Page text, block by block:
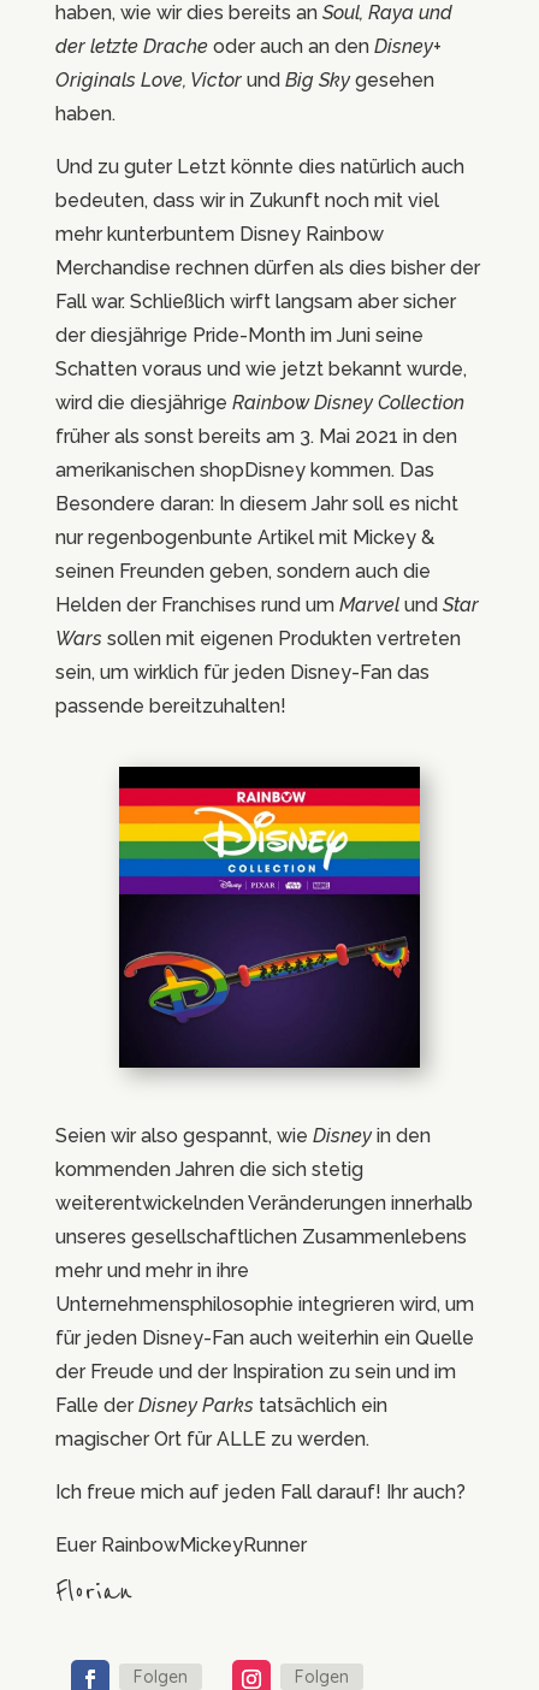
haben, wie wir dies bereits an Soul, Raya und
der letzte Drache oder auch an den Disney+
Originals Love, Victor und Big Sky gesehen
haben.
Und zu guter Letzt könnte dies natürlich auch
bedeuten, dass wir in Zukunft noch mit viel
mehr kunterbuntem Disney Rainbow
Merchandise rechnen dürfen als dies bisher der
Fall war. Schließlich wirft langsam aber sicher
der diesjährige Pride-Month im Juni seine
Schatten voraus und wie jetzt bekannt wurde,
wird die diesjährige Rainbow Disney Collection
früher als sonst bereits am 3. Mai 2021 in den
amerikanischen shopDisney kommen. Das
Besondere daran: In diesem Jahr soll es nicht
nur regenbogenbunte Artikel mit Mickey &
seinen Freunden geben, sondern auch die
Helden der Franchises rund um Marvelund Star
Warssollen mit eigenen Produkten vertreten
sein, um wirklich für jeden Disney-Fan das
passende bereitzuhalten!
Seien wir also gespannt, wie Disneyin den
kommenden Jahren die sich stetig
weiterentwickelnden Veränderungen innerhalb
unseres gesellschaftlichen Zusammenlebens
mehr und mehr in ihre
Unternehmensphilosophie integrieren wird, um
für jeden Disney-Fan auch weiterhin ein Quelle
der Freude und der Inspiration zu sein und im
Falle derDisney Parks tatsächlich ein
magischer Ort für ALLE zu werden.
Ich freue mich auf jeden Fall darauf! Ihr auch?
Euer RainbowMickeyRunner
Florian
Folgen Folgen